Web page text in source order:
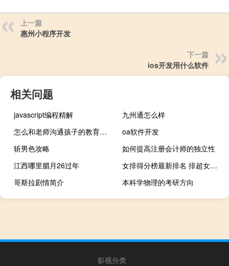
上一篇
惠州小程序开发
下一篇
ios开发用什么软件
相关问题
javascript编程精解
九州通怎么样
怎么和老师沟通孩子的教育问题
oa软件开发
斩男色攻略
如何提高注册会计师的独立性
江西哪里腊月26过年
女排得分榜最新排名 排超女排3至15名排名
哥斯拉剧情简介
本科学物理的考研方向
影视分类